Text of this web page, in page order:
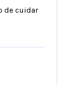
de cuidar